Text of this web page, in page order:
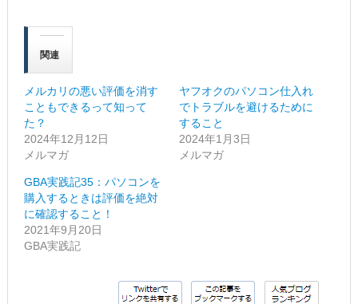
関連
メルカリの悪い評価を消す
こともできるって知って
た？
2024年12月12日
メルマガ
ヤフオクのパソコン仕入れ
でトラブルを避けるために
すること
2024年1月3日
メルマガ
GBA実践記35：パソコンを
購入するときは評価を絶対
に確認すること！
2021年9月20日
GBA実践記